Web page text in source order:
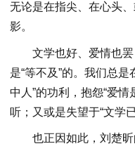
无论是在指尖、在心头
影。
文学也好、爱情也罢
是“等不及”的。我们总
中人”的功利，抱怨“爱
听；又或是失望于“文学
也正因如此，刘楚昕